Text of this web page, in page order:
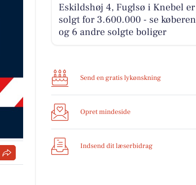
Eskildshøj 4, Fuglsø i Knebel er
solgt for 3.600.000 - se køberen
og 6 andre solgte boliger
Send en gratis lykønskning
Opret mindeside
Indsend dit læserbidrag